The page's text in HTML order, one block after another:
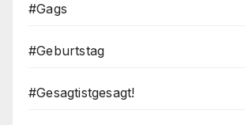
#Gags
#Geburtstag
#Gesagtistgesagt!